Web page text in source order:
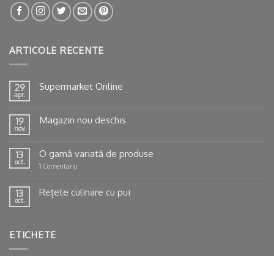
ARTICOLE RECENTE
29
apr.
Supermarket Online
19
nov.
Magazin nou deschis
13
oct.
O gamă variată de produse
1 Comentariu
13
oct.
Rețete culinare cu pui
ETICHETE